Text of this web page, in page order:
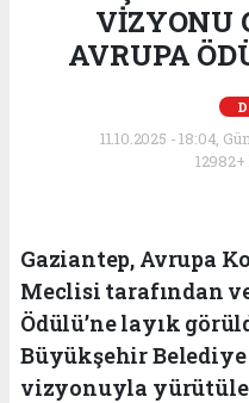
VİZYONU
AVRUPA
11.10.2025 - 18:04,
Gaziantep, Avrupa
Meclisi tarafından
Ödülü’ne layık
Büyükşehir Belediye
vizyonuyla